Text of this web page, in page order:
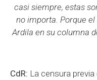
casi siempre, estas
no importa. Porque el
Ardila en su columna
CdR: La censura